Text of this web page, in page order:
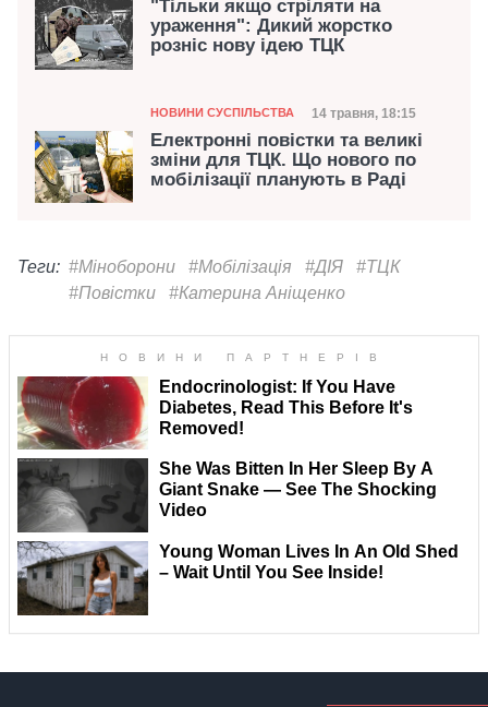
"Тільки якщо стріляти на
ураження": Дикий жорстко
розніс нову ідею ТЦК
Категорія
НОВИНИ СУСПІЛЬСТВА Дата публікації
14 травня, 18:15
Електронні повістки та великі
зміни для ТЦК. Що нового по
мобілізації планують в Раді
Теги: #Міноборони #Мобілізація #ДІЯ
#ТЦК
#Повістки
#Катерина Аніщенко